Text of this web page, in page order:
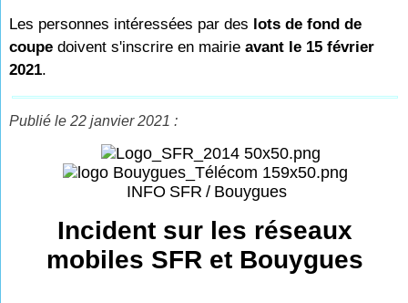
Les personnes intéressées par des lots de fond de
coupe doivent s'inscrire en mairieavant le 15 février
2021.
Publié le 22 janvier 2021 :
INFO SFR / Bouygues
Incident sur les réseaux
mobiles SFR et Bouygues